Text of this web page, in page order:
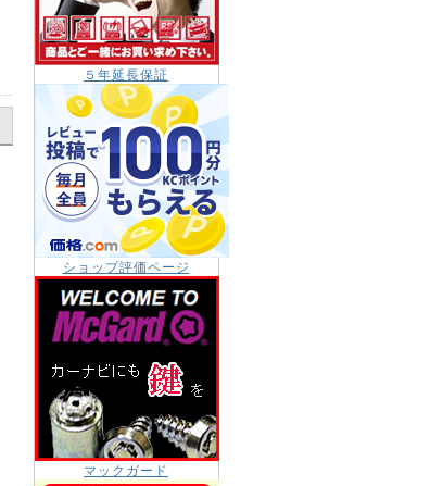
５年延長保証
ショップ評価ページ
マックガード